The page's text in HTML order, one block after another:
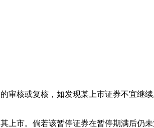
审核或复核，如发现某上市证券不宜继
市。倘若该暂停证券在暂停期满后仍